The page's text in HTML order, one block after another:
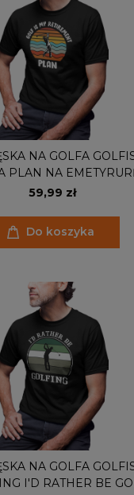
NA GOLFA
PLAN NA
59,99 zł
Do koszyka
NA GOLFA
I'D RATHER BE